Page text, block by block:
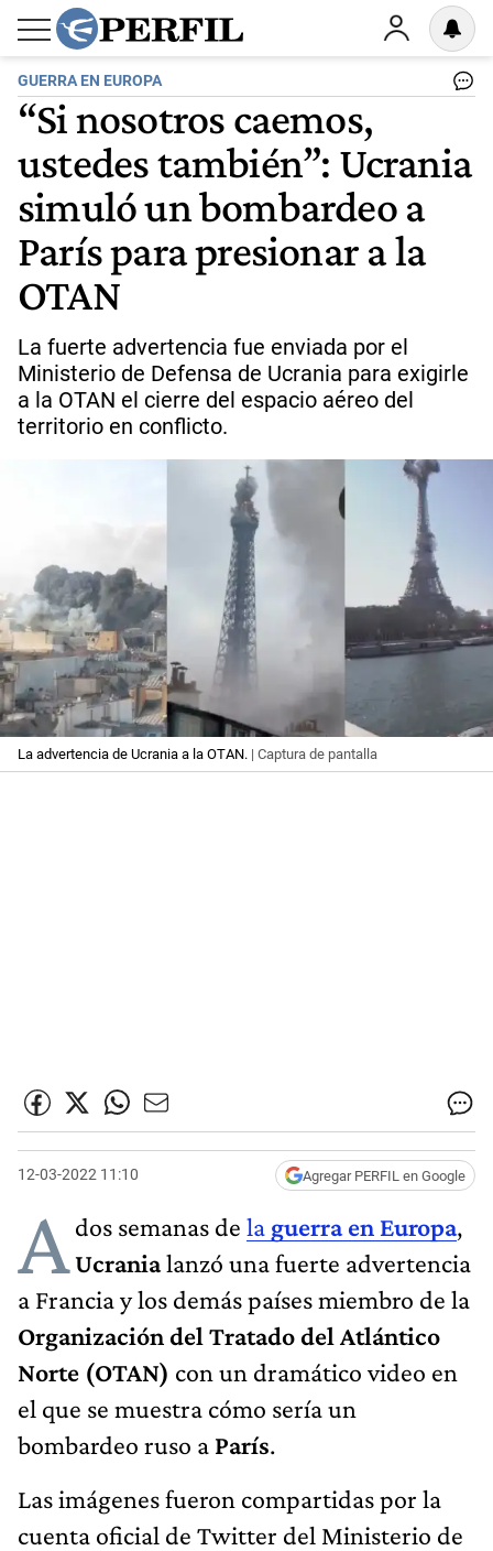
GUERRA EN EUROPA
“Si nosotros caemos,
ustedes también”: Ucrania
simuló un bombardeo a
París para presionar a la
OTAN
La fuerte advertencia fue enviada por el
Ministerio de Defensa de Ucrania para exigirle
a la OTAN el cierre del espacio aéreo del
territorio en conflicto.
La advertencia de Ucrania a la OTAN. | Captura de pantalla
12-03-2022 11:10 Agregar PERFIL en Google
Ados semanas de la guerra en Europa,
Ucranialanzó una fuerte advertencia
a Francia y los demás países miembro de la
Organización del Tratado del Atlántico
Norte (OTAN) con un dramático video en
el que se muestra cómo sería un
bombardeo ruso a París.
Las imágenes fueron compartidas por la
cuenta oficial de Twitter del Ministerio de